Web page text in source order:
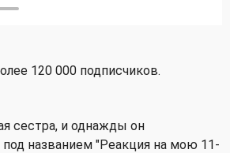
120 000 подписчиков.
сестра, и однажды он
под названием "Реакция на мою 11-